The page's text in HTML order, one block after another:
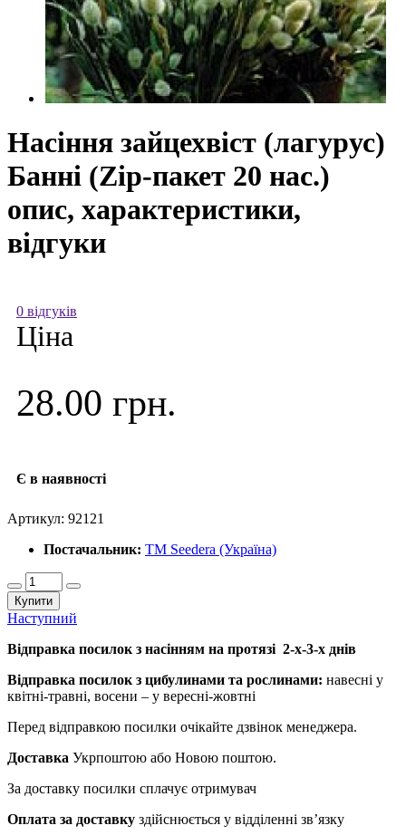
Насіння зайцехвіст (лагурус)
Банні (Zip-пакет 20 нас.)
опис, характеристики,
відгуки
0 відгуків
Ціна
28.00 грн.
Є в наявності
Артикул: 92121
Постачальник: ТМ Seedera (Україна)
Купити
Наступний
Відправка посилок з насінням на протязі 2-х-3-х днів
Відправка посилок з цибулинами та рослинами: навесні у
квітні-травні, восени – у вересні-жовтні
Перед відправкою посилки очікайте дзвінок менеджера.
Доставка Укрпоштою або Новою поштою.
За доставку посилки сплачує отримувач
Оплата за доставку здійснюється у відділенні зв’язку